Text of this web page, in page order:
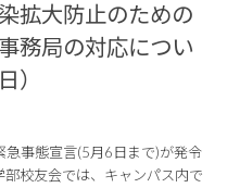
拡大防止のための
務局の対応につい
）
事態宣言(5月6日まで)が発令
校友会では、キャンパス内で